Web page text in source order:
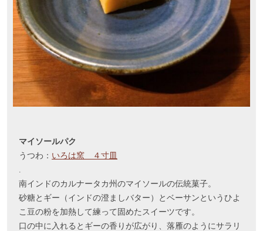
マイソールパク
うつわ： いろは窯 ４寸皿
南インドのカルナータカ州のマイソールの伝統菓子。
砂糖とギー（インドの澄ましバター）とベーサンというひよ
こ豆の粉を加熱して練って固めたスイーツです。
口の中に入れるとギーの香りが広がり、落雁のようにサラリ